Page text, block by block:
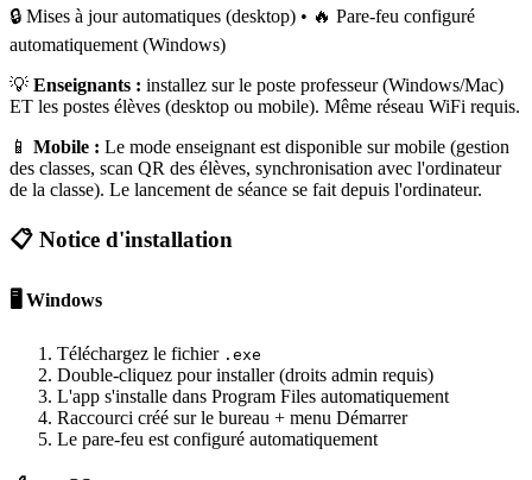
🔒 Mises à jour automatiques (desktop) • 🔥 Pare-feu configuré
automatiquement (Windows)
💡 Enseignants : installez sur le poste professeur (Windows/Mac)
ET les postes élèves (desktop ou mobile). Même réseau WiFi requis.
📱 Mobile : Le mode enseignant est disponible sur mobile (gestion
des classes, scan QR des élèves, synchronisation avec l'ordinateur
de la classe). Le lancement de séance se fait depuis l'ordinateur.
📋 Notice d'installation
🖥️ Windows
Téléchargez le fichier .exe
Double-cliquez pour installer (droits admin requis)
L'app s'installe dans Program Files automatiquement
Raccourci créé sur le bureau + menu Démarrer
Le pare-feu est configuré automatiquement